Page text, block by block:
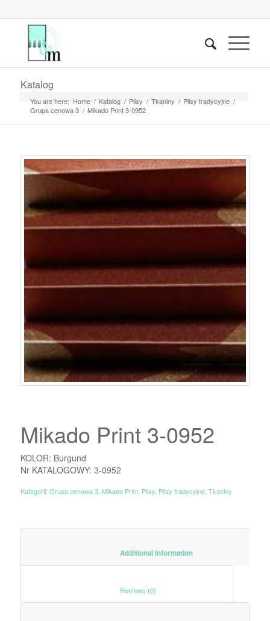
Katalog
You are here: Home / Katalog / Plisy / Tkaniny / Plisy tradycyjne /
Grupa cenowa 3 / Mikado Print 3-0952
Mikado Print 3-0952
KOLOR: Burgund
Nr KATALOGOWY: 3-0952
Kategorii: Grupa cenowa 3, Mikado Print, Plisy, Plisy tradycyjne, Tkaniny
						Additional information